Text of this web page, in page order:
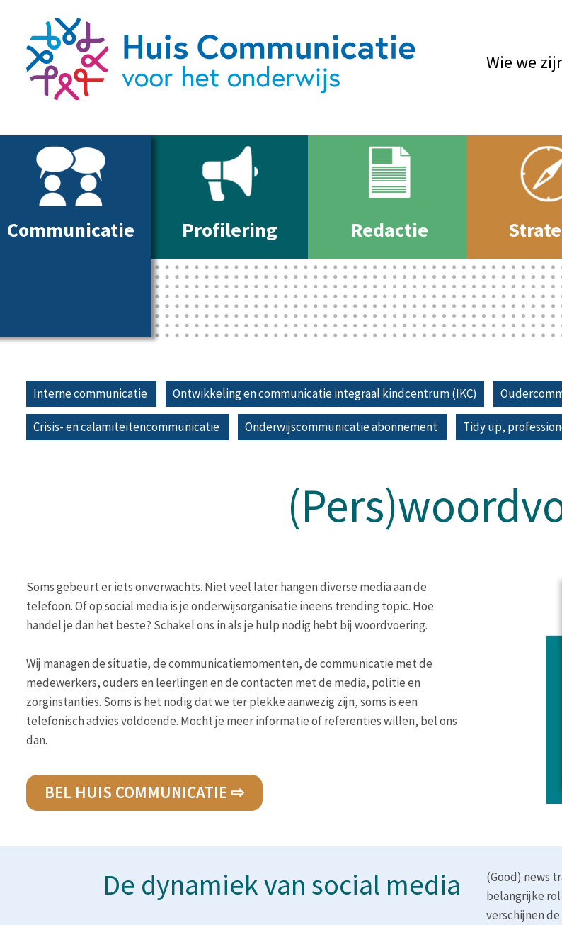
Wie we
Communicatie Profilering Redactie
Interne communicatie Ontwikkeling en communicatie integraal kindcentrum (IKC)
Crisis- en calamiteitencommunicatie Onderwijscommunicatie abonnement Tidy up,
Soms gebeurt er iets onverwachts. Niet veel later hangen diverse media aan de
telefoon. Of op social media is je onderwijsorganisatie ineens trending topic. Hoe
handel je dan het beste? Schakel ons in als je hulp nodig hebt bij woordvoering.
Wij managen de situatie, de communicatiemomenten, de communicatie met de
medewerkers, ouders en leerlingen en de contacten met de media, politie en
zorginstanties. Soms is het nodig dat we ter plekke aanwezig zijn, soms is een
telefonisch advies voldoende. Mocht je meer informatie of referenties willen, bel ons
dan.
BEL HUIS COMMUNICATIE ⇨
De dynamiek van social media
(Good) news
belangrijke
verschijnen